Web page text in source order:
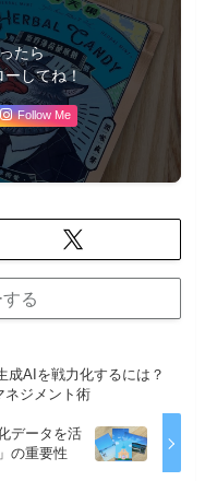
たら
してね！
Follow Me
る
成AIを戦力化するには？
ネジメント術
データを活
の重要性